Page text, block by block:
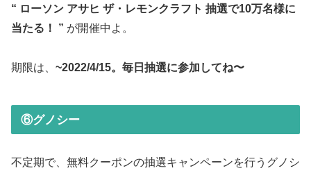
“ ローソン アサヒ ザ・レモンクラフト 抽選で10万名様に
当たる！
” が開催中よ。
期限は、 ~2022/4/15。毎日抽選に参加してね〜
⑥グノシー
不定期で、無料クーポンの抽選キャンペーンを行うグノシ